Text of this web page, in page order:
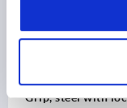
unit